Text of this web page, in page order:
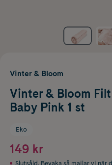
Vinter & Bloom
Vinter & Bloom
Baby Pink 1 st
Eko
149 kr
Slutsåld. Bevaka så mailar vi när